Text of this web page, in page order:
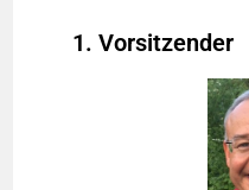
1. Vorsitzender